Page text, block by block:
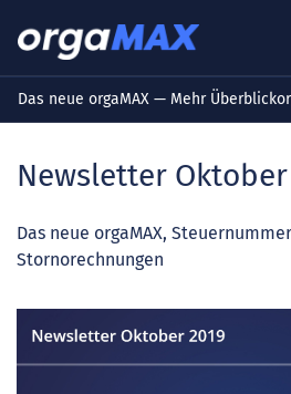
Das neue orgaMAX — Mehr Überblick
Newsletter Oktober
Das neue orgaMAX,
Stornorechnungen